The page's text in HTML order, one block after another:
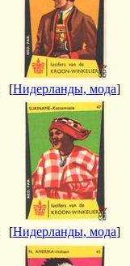
[Нидерланды, мода]
[Нидерланды, мода]